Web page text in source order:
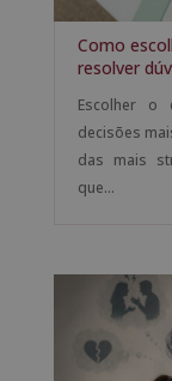
Como
resolver
Escolher o
decisões
das mais
que...